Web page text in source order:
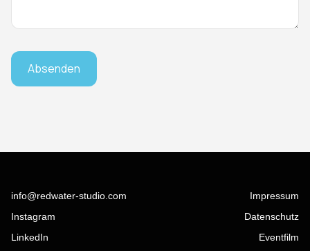
info@redwater-studio.com
Instagram
LinkedIn
Impressum
Datenschutz
Eventfilm